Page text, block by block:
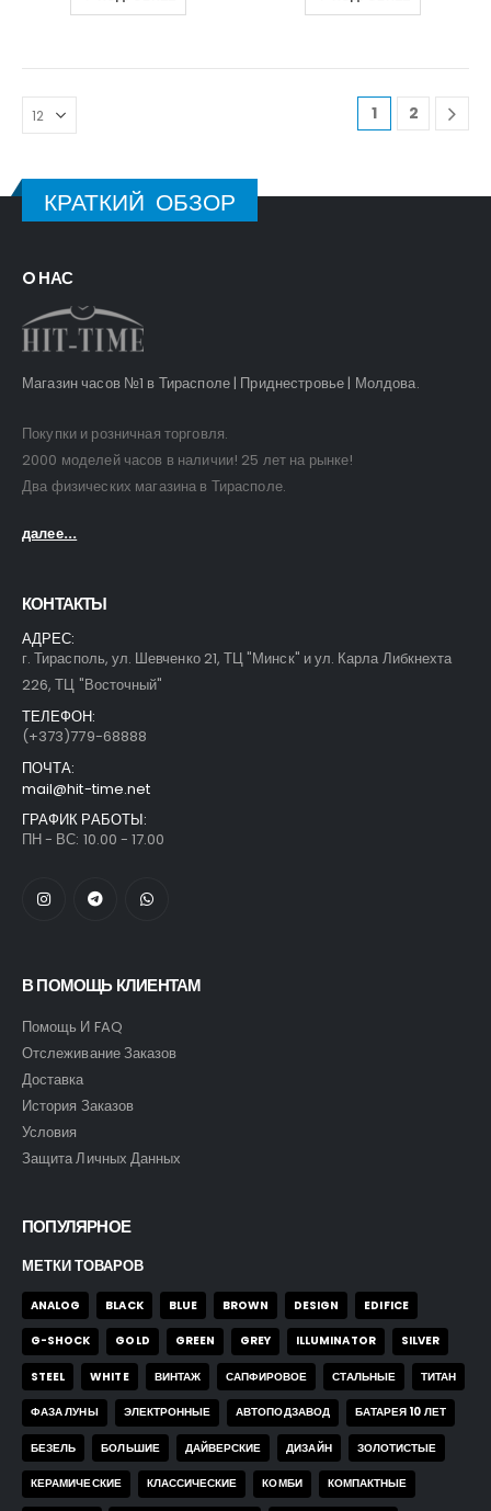
1 2
out of 5
43,00$
Часы Skmei 9096 bb
0out of 5
35,00$
0 out of 5
43,00$
Часы Skmei 9096 bb
out of 5
35,00$
КРАТКИЙ ОБЗОР
O НАС
Магазин часов №1 в Тирасполе | Приднестровье | Молдова.
Покупки и розничная торговля.
2000 моделей часов в наличии! 25 лет на рынке!
Два физических магазина в Тирасполе.
далее...
КОНТАКТЫ
АДРЕС:
г. Тирасполь, ул. Шевченко 21, ТЦ "Минск" и ул. Карла Либкнехта
226, ТЦ "Восточный"
ТЕЛЕФОН:
(+373)779-68888
ПОЧТА:
mail@hit-time.net
ГРАФИК РАБОТЫ:
ПН - ВС: 10.00 - 17.00
В ПОМОЩЬ КЛИЕНТАМ
Помощь И FAQ
Отслеживание Заказов
Доставка
История Заказов
Условия
Защита Личных Данных
ПОПУЛЯРНОЕ
МЕТКИ ТОВАРОВ
ANALOG BLACK BLUE BROWN DESIGN EDIFICE
G-SHOCK GOLD GREEN GREY ILLUMINATOR SILVER
STEEL WHITE ВИНТАЖ САПФИРОВОЕ СТАЛЬНЫЕ ТИТАН
ФАЗА ЛУНЫ ЭЛЕКТРОННЫЕ АВТОПОДЗАВОД БАТАРЕЯ 10 ЛЕТ
БЕЗЕЛЬ БОЛЬШИЕ ДАЙВЕРСКИЕ ДИЗАЙН ЗОЛОТИСТЫЕ
КЕРАМИЧЕСКИЕ КЛАССИЧЕСКИЕ КОМБИ КОМПАКТНЫЕ